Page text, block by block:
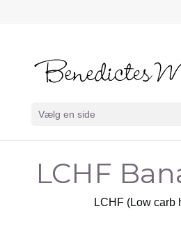
Vælg en side
LCHF
LCHF (Low carb